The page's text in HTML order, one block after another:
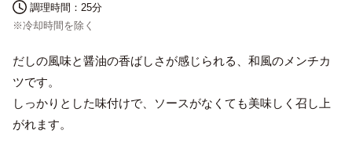
English
プライバシーポリシー
サイトポリシー
調理時間： 25分
※冷却時間を除く
だしの風味と醤油の香ばしさが感じられる、和風のメンチカ
ツです。
しっかりとした味付けで、ソースがなくても美味しく召し上
がれます。